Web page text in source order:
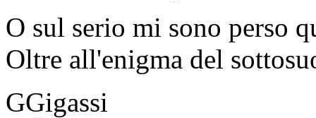
O sul serio mi sono perso
Oltre all'enigma del
GGigassi